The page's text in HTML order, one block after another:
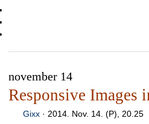
november 14
Responsive Images
Gixx· 2014. Nov. 14. (P), 20.25